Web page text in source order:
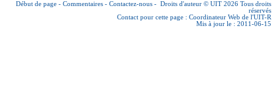
Début de page - Commentaires - Contactez-nous - Droits d'auteur © UIT 2026 Tous droits
réservés
Contact pour cette page : Coordinateur Web de l'UIT-R
Mis à jour le : 2011-06-15